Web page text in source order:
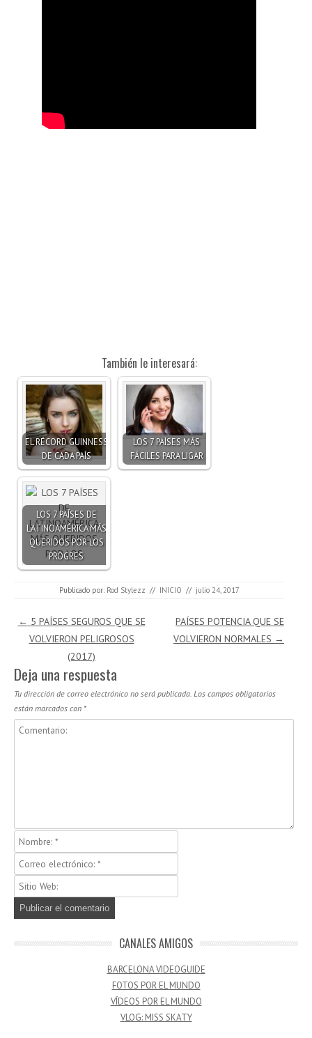
También le interesará:
EL RÉCORD GUINNESS
DE CADA PAÍS
LOS 7 PAÍSES MÁS
FÁCILES PARA LIGAR
LOS 7 PAÍSES DE
LATINOAMÉRICA MÁS
QUERIDOS POR LOS
PROGRES
Publicado por: Rod Stylezz // INICIO // julio 24, 2017
Navegación de entradas
← 5 PAÍSES SEGUROS QUE SE
VOLVIERON PELIGROSOS
(2017)
PAÍSES POTENCIA QUE SE
VOLVIERON NORMALES →
Deja una respuesta
Tu dirección de correo electrónico no será publicada. Los campos obligatorios
están marcados con *
CANALES AMIGOS
BARCELONA VIDEOGUIDE
FOTOS POR EL MUNDO
VÍDEOS POR EL MUNDO
VLOG: MISS SKATY